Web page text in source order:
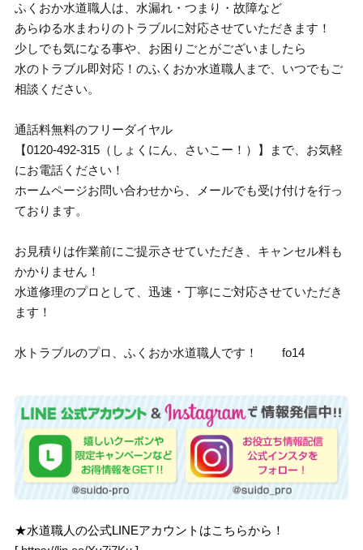
ふくおか水道職人は、水漏れ・つまり・故障など
あらゆる水まわりのトラブルに対応させていただきます！
少しでも気になる事や、お困りごとがございましたら
水のトラブル即対応！のふくおか水道職人まで、いつでもご
相談ください。
通話料無料のフリーダイヤル
【0120-492-315（しょくにん、さいこー！）】まで、お気軽
にお電話ください！
ホームページお問い合わせから、メールでも受け付けを行っ
ております。
お見積りは作業前にご提示させていただき、キャンセル料も
かかりません！
水道修理のプロとして、迅速・丁寧にご対応させていただき
ます！
水トラブルのプロ、ふくおか水道職人です！ fo14
★水道職人の公式LINEアカウントはこちらから！